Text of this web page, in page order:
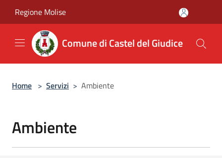
Regione Molise
Comune di Castel del Giudice
Home > Servizi > Ambiente
Ambiente